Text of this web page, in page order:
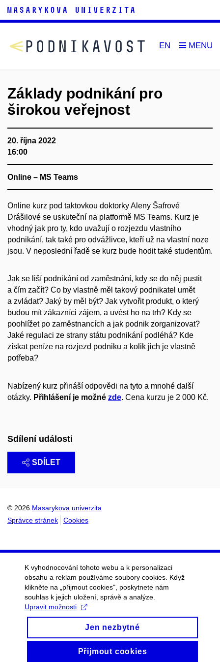
EN
Základy podnikání pro
širokou veřejnost
20. října 2022
16:00
Online – MS Teams
Online kurz pod taktovkou doktorky Aleny Šafrové
Drášilové se uskuteční na platformě MS Teams. Kurz je
vhodný jak pro ty, kdo uvažují o rozjezdu vlastního
podnikání, tak také pro odvážlivce, kteří už na vlastní noze
jsou. V neposlední řadě se kurz bude hodit také studentům.
Jak se liší podnikání od zaměstnání, kdy se do něj pustit
a čím začít? Co by vlastně měl takový podnikatel umět
a zvládat? Jaký by měl být? Jak vytvořit produkt, o který
budou mít zákazníci zájem, a uvést ho na trh? Kdy se
poohlížet po zaměstnancích a jak podnik zorganizovat?
Jaké regulaci ze strany státu podnikání podléhá? Kde
získat peníze na rozjezd podniku a kolik jich je vlastně
potřeba?
Nabízený kurz přináší odpovědi na tyto a mnohé další
otázky. Přihlášení je možné zde. Cena kurzu je 2 000 Kč.
Sdílení události
SDÍLET
© 2026 Masarykova univerzita
Správce stránek
Cookies
K vyhodnocování tohoto webu a k personalizaci
obsahu a reklam používáme soubory cookies. Když
klikněte na „přijmout cookies", poskytnete nám
souhlas k jejich uložení, správě a analýze.
Upravit možnosti
Jen nezbytné
Přijmout cookies